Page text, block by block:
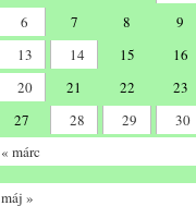
6
7 8 9
13
14 15 16
20
21 22 23
27
28 29
30
« márc
máj »